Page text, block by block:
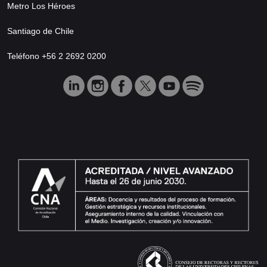
Metro Los Héroes
Santiago de Chile
Teléfono +56 2 2692 0200